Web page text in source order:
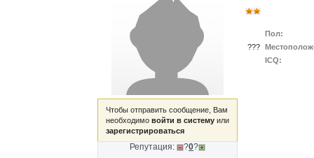
Чтобы отправить сообщение, Вам
необходимо войти в систему или
зарегистрироваться
Репутация: ?0?
???
Пол:
ICQ: